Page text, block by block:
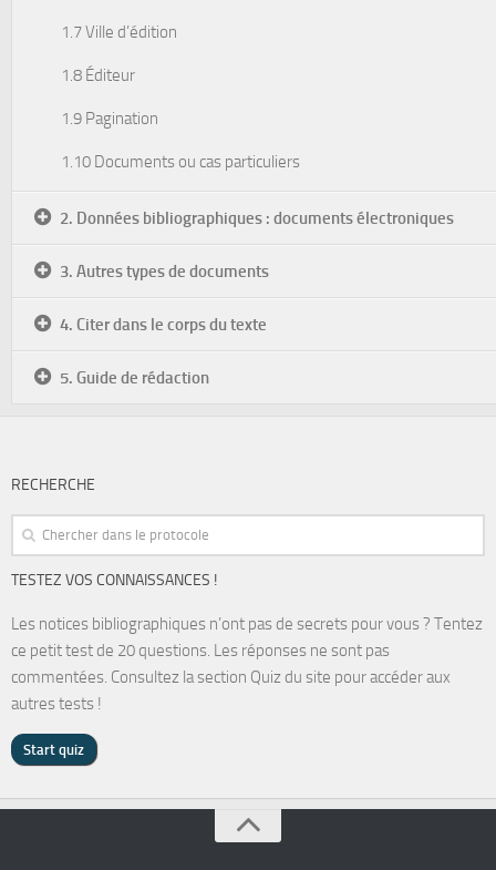
1.7 Ville d’édition
1.8 Éditeur
1.9 Pagination
1.10 Documents ou cas particuliers
2. Données bibliographiques : documents électroniques
3. Autres types de documents
4. Citer dans le corps du texte
5. Guide de rédaction
RECHERCHE
TESTEZ VOS CONNAISSANCES !
Les notices bibliographiques n’ont pas de secrets pour vous ? Tentez
ce petit test de 20 questions. Les réponses ne sont pas
commentées. Consultez la section Quiz du site pour accéder aux
autres tests !